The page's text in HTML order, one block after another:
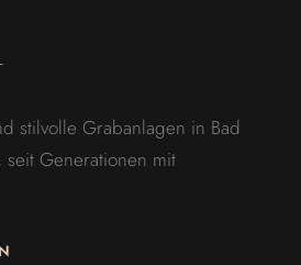
stilvolle Grabanlagen in Bad
Generationen mit